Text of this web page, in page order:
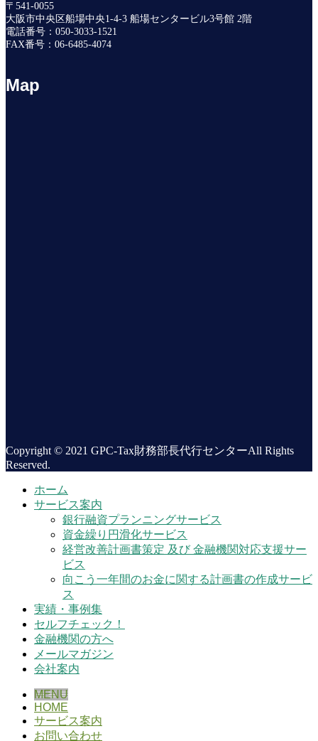
〒541-0055
大阪市中央区船場中央1-4-3 船場センタービル3号館 2階
電話番号：050-3033-1521
FAX番号：06-6485-4074
Map
Copyright © 2021 GPC-Tax財務部長代行センターAll Rights
Reserved.
ホーム
サービス案内
銀行融資プランニングサービス
資金繰り円滑化サービス
経営改善計画書策定 及び 金融機関対応支援サー
ビス
向こう一年間のお金に関する計画書の作成サービ
ス
実績・事例集
セルフチェック！
金融機関の方へ
メールマガジン
会社案内
MENU
HOME
サービス案内
お問い合わせ